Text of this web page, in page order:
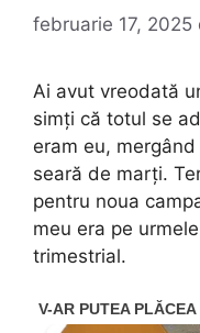
februarie 17, 2025
Ai avut vreodată
simți că totul se
eram eu,
seară de marți.
pentru noua
meu era pe
trimestrial.